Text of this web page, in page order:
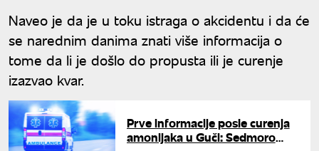
Naveo je da je u toku istraga o akcidentu i da će
se narednim danima znati više informacija o
tome da li je došlo do propusta ili je curenje
izazvao kvar.
Prve informacije posle curenja
amonijaka u Guči: Sedmoro